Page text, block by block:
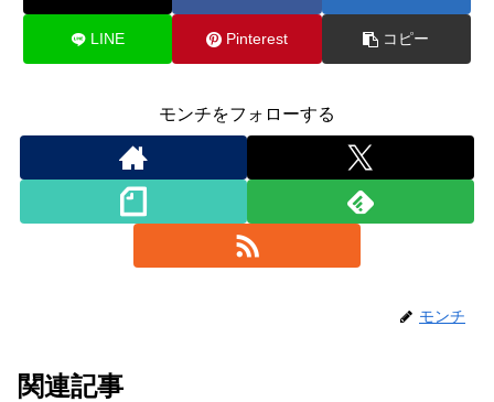
LINE Pinterest コピー
モンチをフォローする
モンチ
関連記事